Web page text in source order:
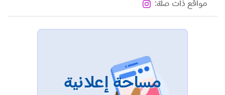
مواقع ذات صلة:
مساحة إعلانية